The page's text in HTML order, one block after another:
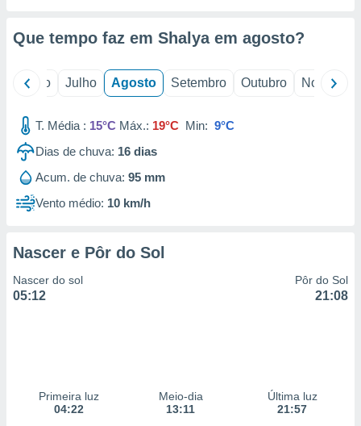
estudos
de
1199
Que tempo faz em Shalya em agosto?
Junho Julho Agosto Setembro Outubro Novembro
T. Média : 15°C Máx.: 19°C Min: 9°C
Dias de chuva: 16 dias
Acum. de chuva: 95 mm
Vento médio: 10 km/h
Nascer e Pôr do Sol
Nascer do sol
05:12
Pôr do Sol
21:08
Primeira luz
04:22
Meio-dia
13:11
Última luz
21:57